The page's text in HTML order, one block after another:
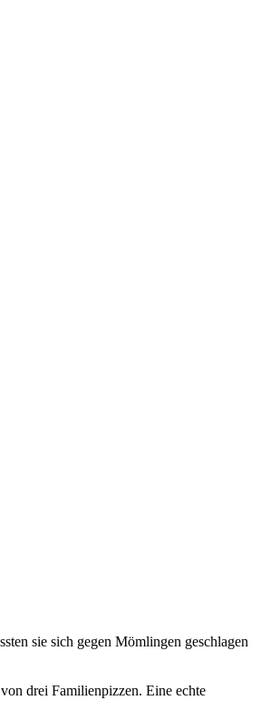
sie sich gegen Mömlingen geschlagen
drei Familienpizzen. Eine echte